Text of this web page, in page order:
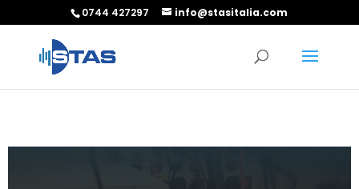
0744 427297 info@stasitalia.com